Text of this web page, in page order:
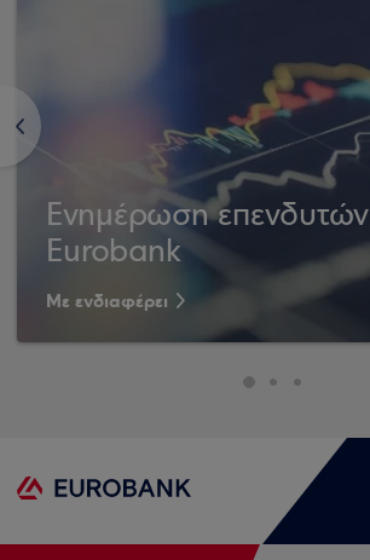
<
Ενημέρωση επενδυτών
Eurobank
Με ενδιαφέρει